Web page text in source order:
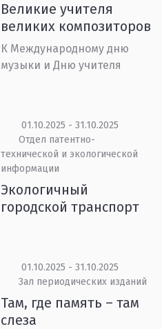
Великие учителя
великих композиторов
К Международному дню
музыки и Дню учителя
01.10.2025 - 31.10.2025
Отдел патентно-
технической и экологической
информации
Экологичный
городской транспорт
01.10.2025 - 31.10.2025
Зал периодических изданий
Там, где память – там
слеза